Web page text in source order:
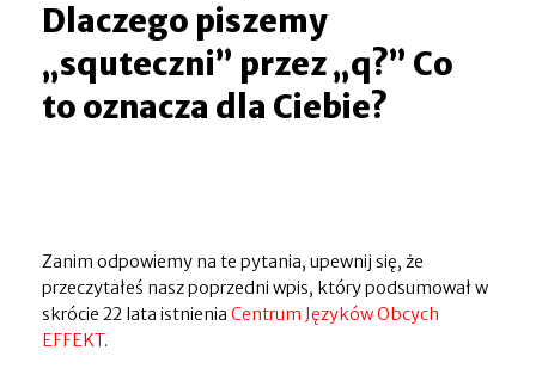
Dlaczego piszemy
„squteczni” przez „q?” Co
to oznacza dla Ciebie?
Zanim odpowiemy na te pytania, upewnij się, że
przeczytałeś nasz poprzedni wpis, który podsumował w
skrócie 22 lata istnieniaCentrum Języków Obcych
EFFEKT.